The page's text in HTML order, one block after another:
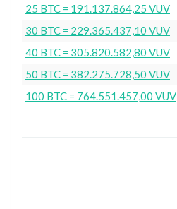
25 BTC = 191.137.864,25 VUV
30 BTC = 229.365.437,10 VUV
40 BTC = 305.820.582,80 VUV
50 BTC = 382.275.728,50 VUV
100 BTC = 764.551.457,00 VUV